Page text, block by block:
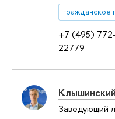
+7 (495)
22779
гражданское
Заведующий